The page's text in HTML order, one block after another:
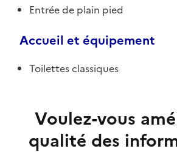
Entrée de plain pied
Accueil et équipement
Toilettes classiques
Voulez-vous
qualité des